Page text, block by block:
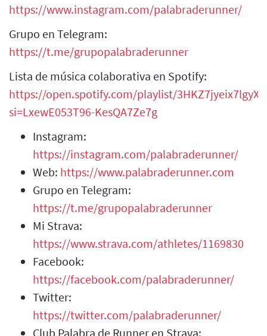
https://www.instagram.com/palabraderunner/
Grupo en Telegram:
https://t.me/grupopalabraderunner
Lista de música colaborativa en Spotify:
https://open.spotify.com/playlist/
si=LxewE053T96-KesQA7Ze7g
Instagram:
https://instagram.com/palabraderunner/
Web: https://www.palabraderunner.com
Grupo en Telegram:
https://t.me/grupopalabraderunner
Mi Strava:
https://www.strava.com/athletes/1169830
Facebook:
https://facebook.com/palabraderunner/
Twitter:
https://twitter.com/palabraderunner/
Club Palabra de Runner en Strava: